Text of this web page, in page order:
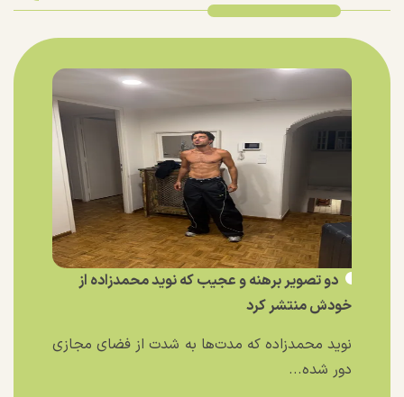
دو تصویر برهنه و عجیب که نوید محمدزاده از
خودش منتشر کرد
نوید محمدزاده که مدت‌ها به شدت از فضای مجازی
دور شده...